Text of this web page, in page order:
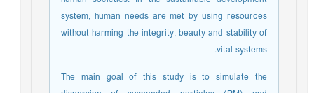
system, human needs are met by using resources
without harming the integrity, beauty and stability of
vital systems.
The main goal of this study is to simulate the